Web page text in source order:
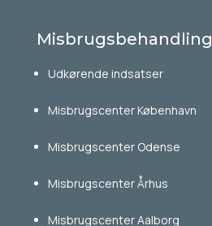
Misbrugsbehandling
Udkørende indsatser
Misbrugscenter København
Misbrugscenter Odense
Misbrugscenter Århus
Misbrugscenter Aalborg